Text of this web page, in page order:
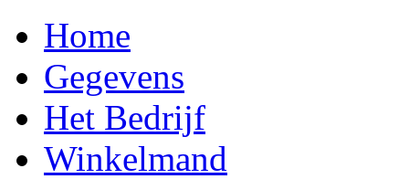
Home
Gegevens
Het Bedrijf
Winkelmand